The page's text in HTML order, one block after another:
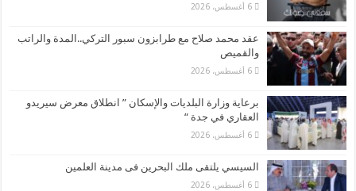
6 أغسطس، 2026
عقد محمد صلاح مع طرابزون سبور التركي..المدة والراتب
والقميص
6 أغسطس، 2026
برعاية وزارة البلديات والإسكان ” انطلاق معرض سيريدو
العقاري في جدة “
6 أغسطس، 2026
السيسي يلتقى ملك البحرين فى مدينة العلمين
6 أغسطس، 2026